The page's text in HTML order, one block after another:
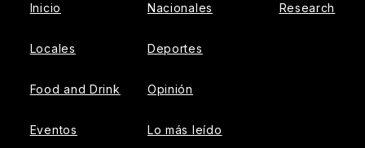
Inicio
Locales
Food and Drink
Eventos
Nacionales
Deportes
Opinión
Lo más leído
Research